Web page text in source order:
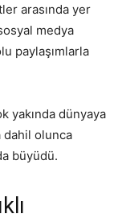
arasında yer
medya
paylaşımlarla
yakında dünyaya
dahil olunca
büyüdü.